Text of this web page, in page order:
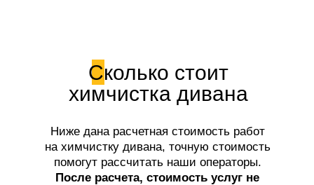
Сколько стоит
химчистка дивана
Ниже дана расчетная стоимость работ
на химчистку дивана, точную стоимость
помогут рассчитать наши операторы.
После расчета, стоимость услуг не